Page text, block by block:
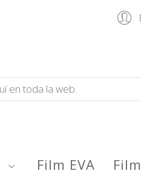
Film EVA